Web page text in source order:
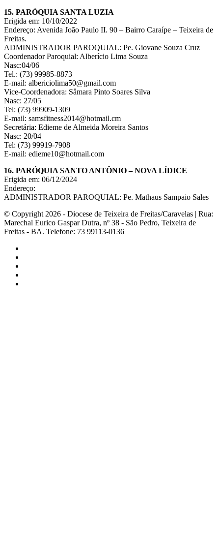
15. PARÓQUIA SANTA LUZIA
Erigida em: 10/10/2022
Endereço: Avenida João Paulo II. 90 – Bairro Caraípe – Teixeira de
Freitas.
ADMINISTRADOR PAROQUIAL: Pe. Giovane Souza Cruz
Coordenador Paroquial: Alberício Lima Souza
Nasc:04/06
Tel.: (73) 99985-8873
E-mail: albericiolima50@gmail.com
Vice-Coordenadora: Sâmara Pinto Soares Silva
Nasc: 27/05
Tel: (73) 99909-1309
E-mail: samsfitness2014@hotmail.cm
Secretária: Edieme de Almeida Moreira Santos
Nasc: 20/04
Tel: (73) 99919-7908
E-mail: edieme10@hotmail.com
16. PARÓQUIA SANTO ANTÔNIO – NOVA LÍDICE
Erigida em: 06/12/2024
Endereço:
ADMINISTRADOR PAROQUIAL: Pe. Mathaus Sampaio Sales
© Copyright 2026 - Diocese de Teixeira de Freitas/Caravelas | Rua:
Marechal Eurico Gaspar Dutra, nº 38 - São Pedro, Teixeira de
Freitas - BA. Telefone: 73 99113-0136